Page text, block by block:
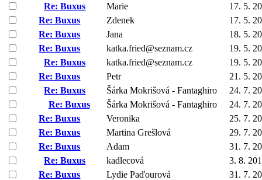
Re: Buxus
Marie
17. 5.
Re: Buxus
Zdenek
17. 5.
Re: Buxus
Jana
18. 5.
Re: Buxus
katka.fried@seznam.cz
19. 5.
Re: Buxus
katka.fried@seznam.cz
19. 5.
Re: Buxus
Petr
21. 5.
Re: Buxus
Šárka Mokrišová - Fantaghiro
24. 7.
Re: Buxus
Šárka Mokrišová - Fantaghiro
24. 7.
Re: Buxus
Veronika
25. 7.
Re: Buxus
Martina Grešlová
29. 7.
Re: Buxus
Adam
31. 7.
Re: Buxus
kadlecová
3. 8.
Re: Buxus
Lydie Paďourová 31. 7.